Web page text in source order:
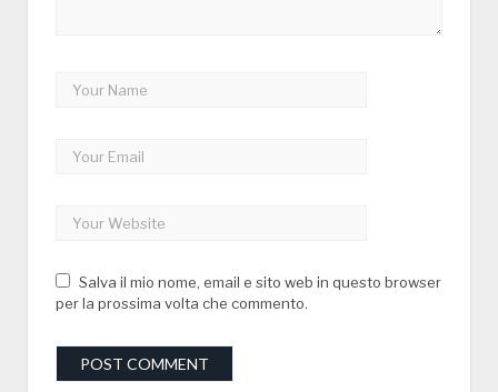
Salva il mio nome, email e sito web in questo browser
per la prossima volta che commento.